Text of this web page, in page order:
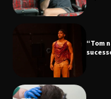
“Tom